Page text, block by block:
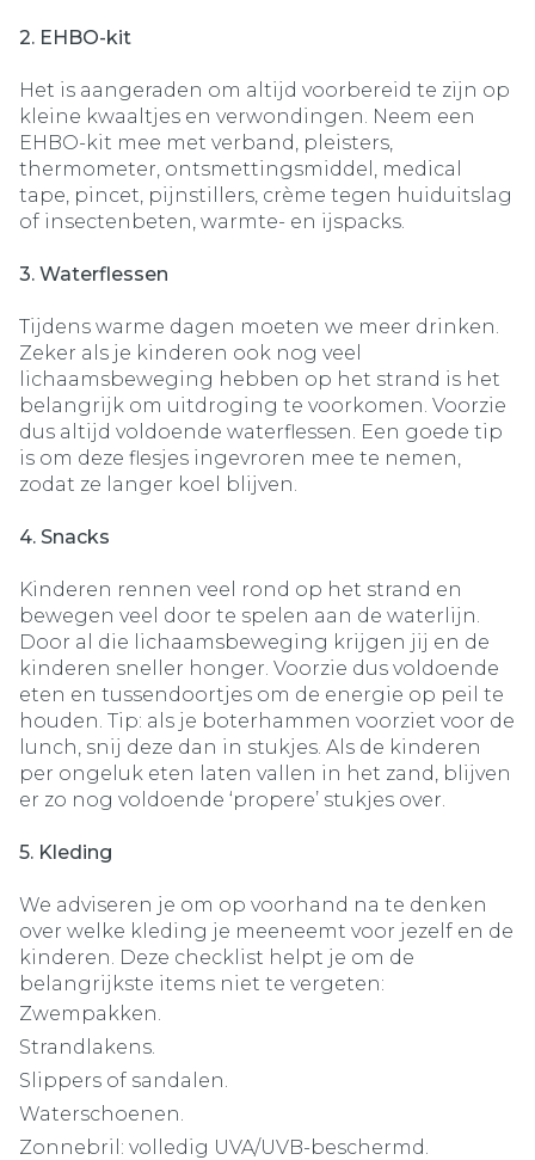
2. EHBO-kit
Het is aangeraden om altijd voorbereid te zijn op
kleine kwaaltjes en verwondingen. Neem een
EHBO-kit mee met verband, pleisters,
thermometer, ontsmettingsmiddel, medical
tape, pincet, pijnstillers, crème tegen huiduitslag
of insectenbeten, warmte- en ijspacks.
3. Waterflessen
Tijdens warme dagen moeten we meer drinken.
Zeker als je kinderen ook nog veel
lichaamsbeweging hebben op het strand is het
belangrijk om uitdroging te voorkomen. Voorzie
dus altijd voldoende waterflessen. Een goede tip
is om deze flesjes ingevroren mee te nemen,
zodat ze langer koel blijven.
4. Snacks
Kinderen rennen veel rond op het strand en
bewegen veel door te spelen aan de waterlijn.
Door al die lichaamsbeweging krijgen jij en de
kinderen sneller honger. Voorzie dus voldoende
eten en tussendoortjes om de energie op peil te
houden. Tip: als je boterhammen voorziet voor de
lunch, snij deze dan in stukjes. Als de kinderen
per ongeluk eten laten vallen in het zand, blijven
er zo nog voldoende ‘propere’ stukjes over.
5. Kleding
We adviseren je om op voorhand na te denken
over welke kleding je meeneemt voor jezelf en de
kinderen. Deze checklist helpt je om de
belangrijkste items niet te vergeten:
Zwempakken.
Strandlakens.
Slippers of sandalen.
Waterschoenen.
Zonnebril: volledig UVA/UVB-beschermd.